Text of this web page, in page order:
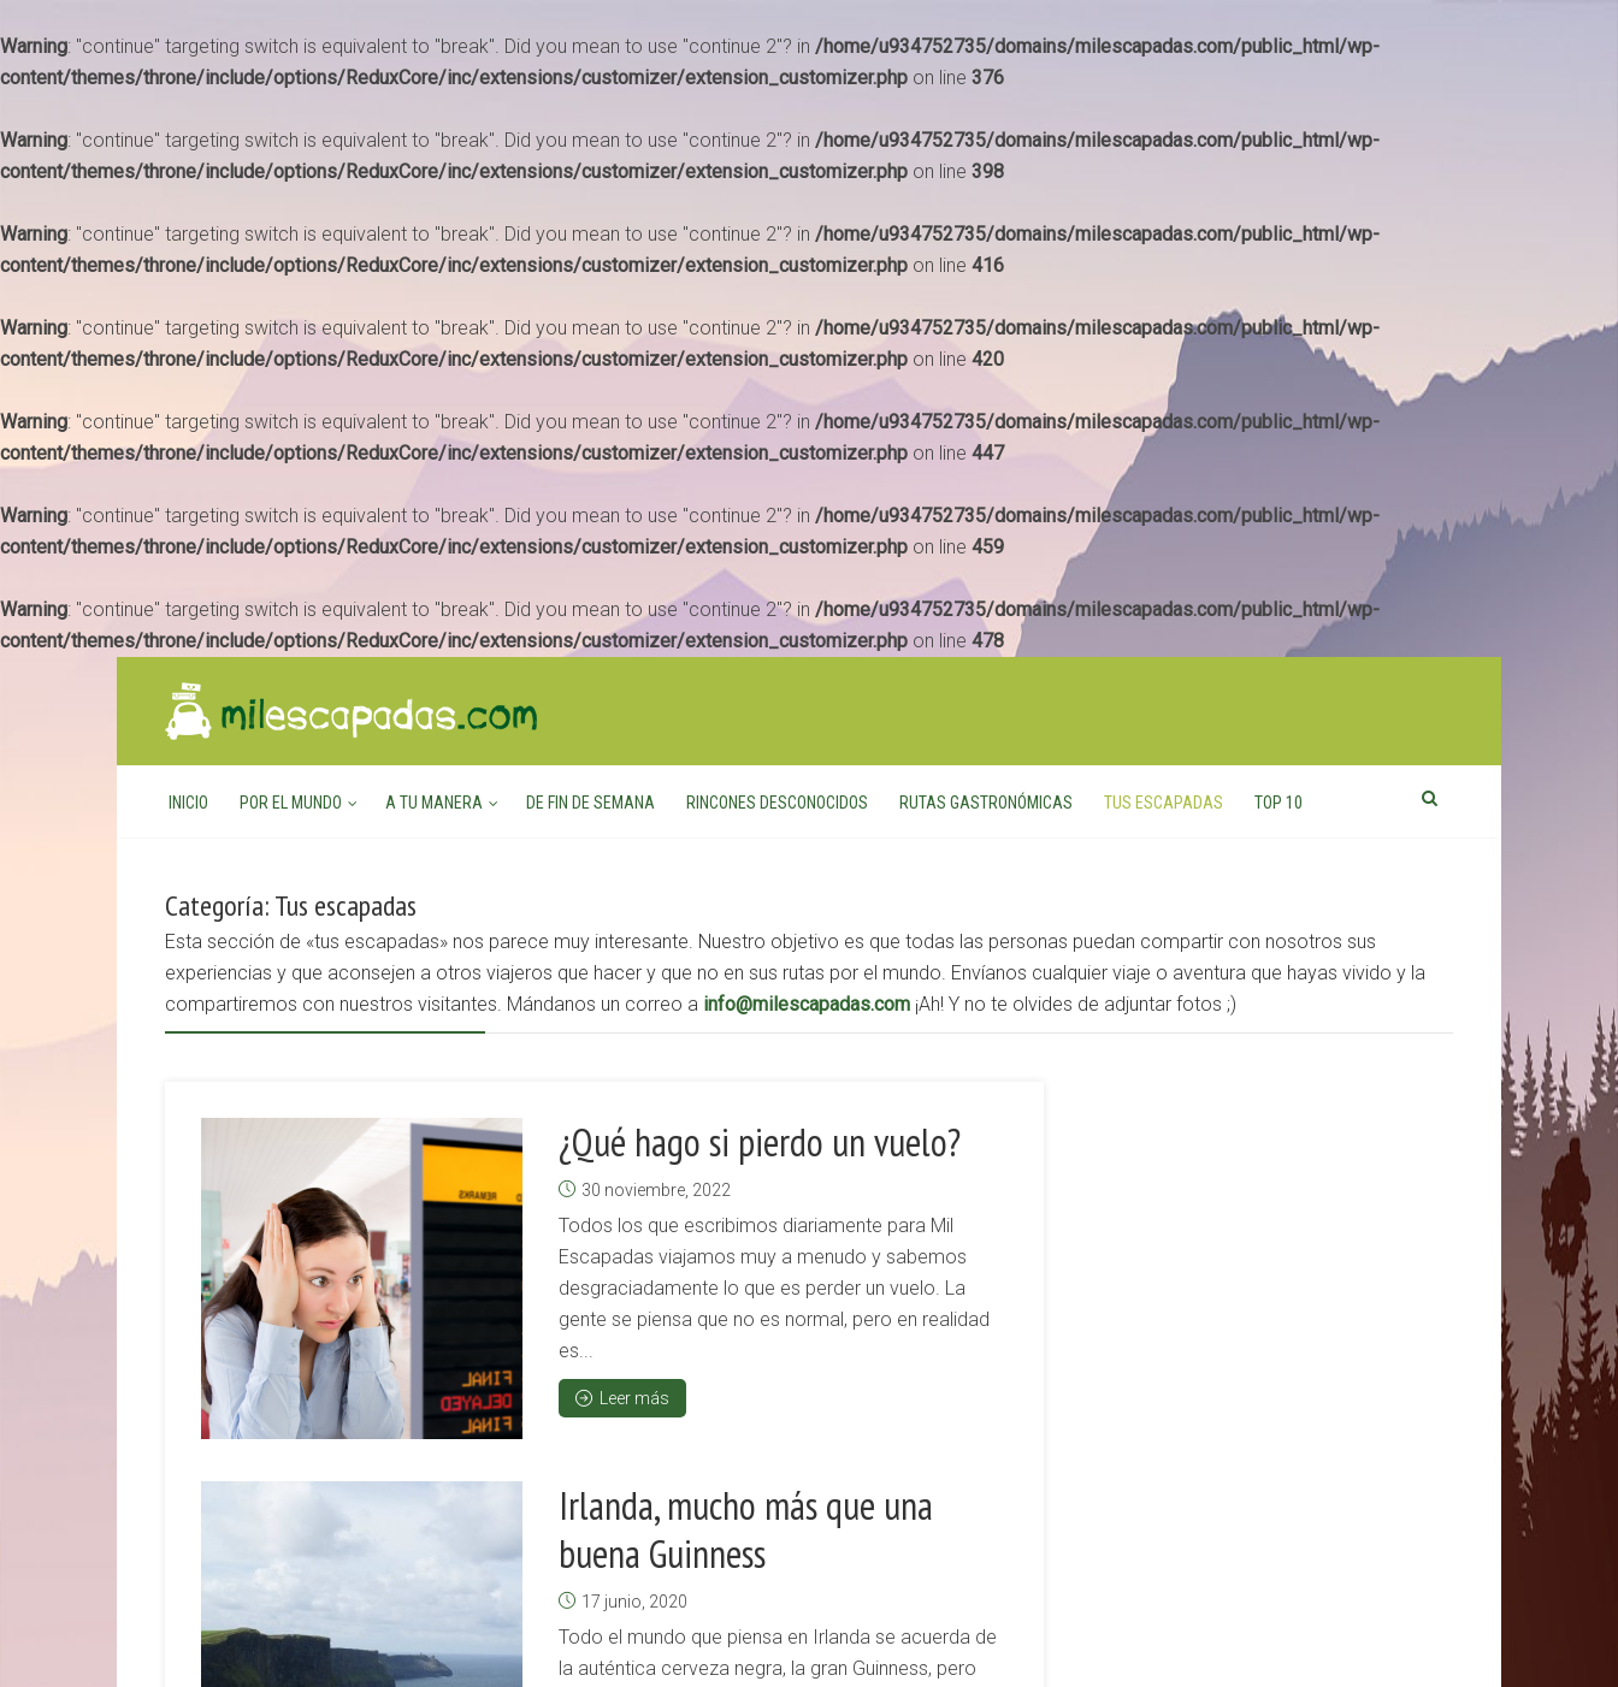
Warning: "continue" targeting switch is equivalent to "break". Did you mean to use "continue 2"? in /home/u934752735/domains/milescapadas.com/public_html/wp-
content/themes/throne/include/options/ReduxCore/inc/extensions/customizer/extension_customizer.php on line 376
Warning: "continue" targeting switch is equivalent to "break". Did you mean to use "continue 2"? in /home/u934752735/domains/milescapadas.com/public_html/wp-
content/themes/throne/include/options/ReduxCore/inc/extensions/customizer/extension_customizer.php on line 398
Warning: "continue" targeting switch is equivalent to "break". Did you mean to use "continue 2"? in /home/u934752735/domains/milescapadas.com/public_html/wp-
content/themes/throne/include/options/ReduxCore/inc/extensions/customizer/extension_customizer.php on line 416
Warning: "continue" targeting switch is equivalent to "break". Did you mean to use "continue 2"? in /home/u934752735/domains/milescapadas.com/public_html/wp-
content/themes/throne/include/options/ReduxCore/inc/extensions/customizer/extension_customizer.php on line 420
Warning: "continue" targeting switch is equivalent to "break". Did you mean to use "continue 2"? in /home/u934752735/domains/milescapadas.com/public_html/wp-
content/themes/throne/include/options/ReduxCore/inc/extensions/customizer/extension_customizer.php on line 447
Warning: "continue" targeting switch is equivalent to "break". Did you mean to use "continue 2"? in /home/u934752735/domains/milescapadas.com/public_html/wp-
content/themes/throne/include/options/ReduxCore/inc/extensions/customizer/extension_customizer.php on line 459
Warning: "continue" targeting switch is equivalent to "break". Did you mean to use "continue 2"? in /home/u934752735/domains/milescapadas.com/public_html/wp-
content/themes/throne/include/options/ReduxCore/inc/extensions/customizer/extension_customizer.php on line 478
INICIO POR EL MUNDO A TU MANERA DE FIN DE SEMANA RINCONES DESCONOCIDOS RUTAS GASTRONÓMICAS TUS ESCAPADAS TOP 10
Categoría: Tus escapadas
Esta sección de «tus escapadas» nos parece muy interesante. Nuestro objetivo es que todas las personas puedan compartir con nosotros sus
experiencias y que aconsejen a otros viajeros que hacer y que no en sus rutas por el mundo. Envíanos cualquier viaje o aventura que hayas vivido y la
compartiremos con nuestros visitantes. Mándanos un correo a info@milescapadas.com ¡Ah! Y no te olvides de adjuntar fotos ;)
¿Qué hago si pierdo un vuelo?
30 noviembre, 2022
Todos los que escribimos diariamente para Mil
Escapadas viajamos muy a menudo y sabemos
desgraciadamente lo que es perder un vuelo. La
gente se piensa que no es normal, pero en realidad
es...
Leer más
Irlanda, mucho más que una
buena Guinness
17 junio, 2020
Todo el mundo que piensa en Irlanda se acuerda de
la auténtica cerveza negra, la gran Guinness, pero